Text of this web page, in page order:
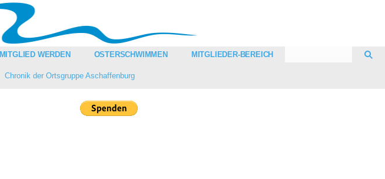
MITGLIED WERDEN OSTERSCHWIMMEN MITGLIEDER-BEREICH
Chronik der Ortsgruppe Aschaffenburg